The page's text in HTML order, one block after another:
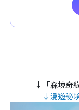
↓「森境奇
↓漫遊秘